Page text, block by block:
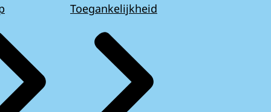
Toegankelijkheid